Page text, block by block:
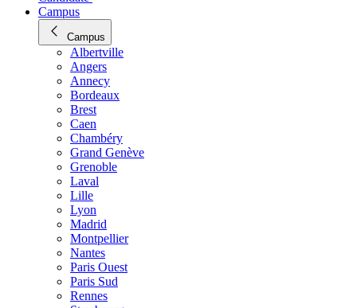
Campus
Campus
Albertville
Angers
Annecy
Bordeaux
Brest
Caen
Chambéry
Grand Genève
Grenoble
Laval
Lille
Lyon
Madrid
Montpellier
Nantes
Paris Ouest
Paris Sud
Rennes